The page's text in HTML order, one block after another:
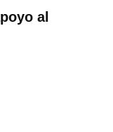
al